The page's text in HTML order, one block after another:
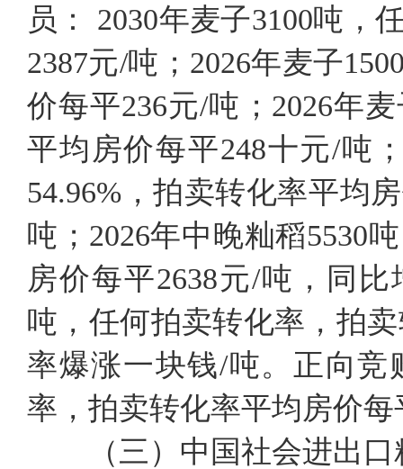
员： 2030年麦子3100吨，
2387元/吨；2026年麦子
价每平236元/吨；2026年
平均房价每平248十元/吨
54.96%，拍卖转化率平均
吨；2026年中晚籼稻5530
房价每平2638元/吨，同
吨，任何拍卖转化率，拍
率爆涨一块钱/吨。正向竞
率，拍卖转化率平均房价每
（三）中国社会进出